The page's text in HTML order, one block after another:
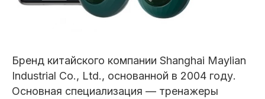
Бренд китайского компании Shanghai Maylian
Industrial Co., Ltd., основанной в 2004 году.
Основная специализация — тренажеры